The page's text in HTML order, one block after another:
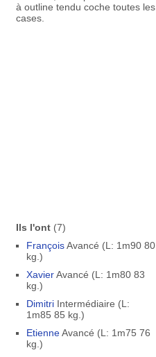
à outline tendu coche toutes les
cases.
Ils l'ont(7)
FrançoisAvancé (L: 1m90 80
kg.)
XavierAvancé (L: 1m80 83
kg.)
DimitriIntermédiaire (L:
1m85 85 kg.)
EtienneAvancé (L: 1m75 76
kg.)